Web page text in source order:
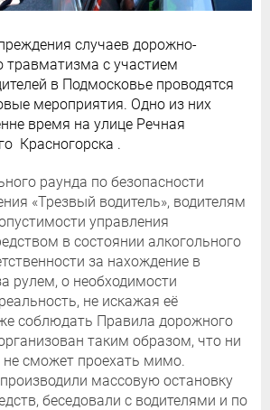
случаев дорожно-
травматизма с участием
в Подмосковье проводятся
мероприятия. Одно из них
время на улице Речная
Красногорска .
раунда по безопасности
«Трезвый водитель», водителям
управления
в состоянии алкогольного
за нахождение в
рулем, о необходимости
не искажая её
соблюдать Правила дорожного
таким образом, что ни
сможет проехать мимо.
массовую остановку
беседовали с водителями и по